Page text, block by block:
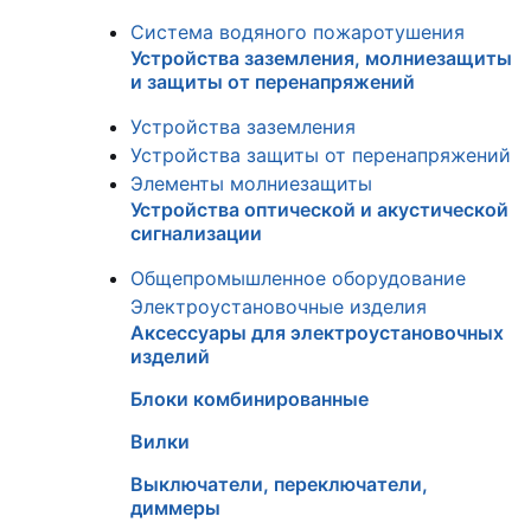
Система водяного пожаротушения
Устройства заземления, молниезащиты
и защиты от перенапряжений
Устройства заземления
Устройства защиты от перенапряжений
Элементы молниезащиты
Устройства оптической и акустической
сигнализации
Общепромышленное оборудование
Электроустановочные изделия
Аксессуары для электроустановочных
изделий
Блоки комбинированные
Вилки
Выключатели, переключатели,
диммеры